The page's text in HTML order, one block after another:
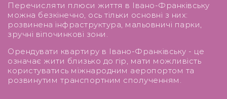
Перечисляти плюси життя в Івано-Франківську
можна безкінечно, ось тільки основні з них:
розвинена інфраструктура, мальовничі парки,
зручні віпочинкові зони.
Орендувати квартиру в Івано-Франківську - це
означає жити близько до гір, мати можливість
користуватись міжнародним аеропортом та
розвинутим транспортним сполученням.